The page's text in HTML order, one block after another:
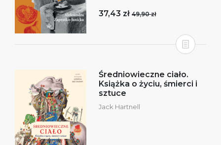
37,43 zł 49,90 zł
Średniowieczne ciało.
Książka o życiu, śmierci i
sztuce
Jack Hartnell